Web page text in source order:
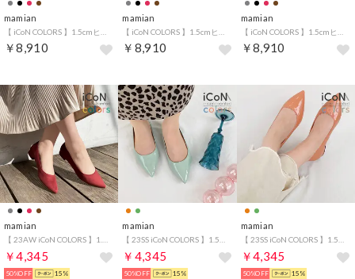
mamian
￥8,910
mamian
￥8,910
mamian
￥8,910
mamian
￥4,345
50%OFF 15%
mamian
￥4,345
50%OFF 15%
mamian
￥4,345
50%OFF 15%